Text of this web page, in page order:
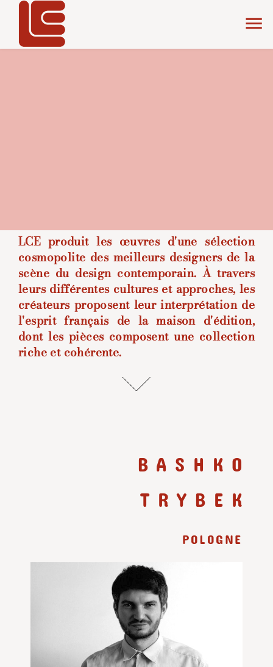
array(1) { ["count"]=> int(7) }
LCE produit les œuvres d'une sélection
cosmopolite des meilleurs designers de la
scène du design contemporain. À travers
leurs différentes cultures et approches, les
créateurs proposent leur interprétation de
l'esprit français de la maison d'édition,
dont les pièces composent une collection
riche et cohérente.
BASHKO
TRYBEK
POLOGNE